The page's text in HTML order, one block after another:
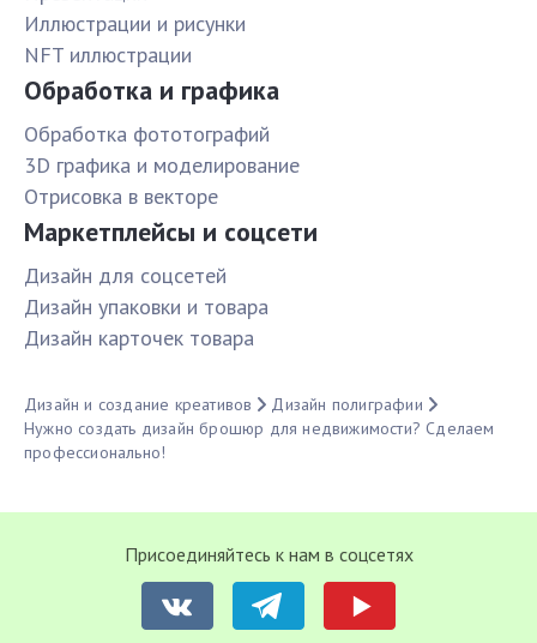
Иллюстрации и рисунки
NFT иллюстрации
Обработка и графика
Обработка фототографий
3D графика и моделирование
Отрисовка в векторе
Маркетплейсы и соцсети
Дизайн для соцсетей
Дизайн упаковки и товара
Дизайн карточек товара
Дизайн и создание креативов
Дизайн полиграфии
Нужно создать дизайн брошюр для недвижимости? Сделаем
профессионально!
Присоединяйтесь к нам в соцсетях